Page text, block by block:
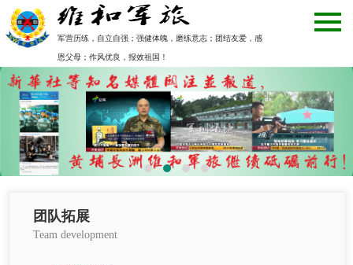
军营历练，自立自强；强健体魄，磨练意志；团结友爱，感
恩父母；作风优良，报效祖国！
团队拓展
Team development